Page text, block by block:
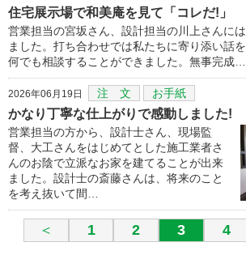
住宅展示場で和美庵を見て「コレだ!」
営業担当の宮坂さん、設計担当の川上さんに
ました。打ち合わせでは私たちに寄り添い話
何でも相談することができました。無事完成…
2026年06月19日 注 文 お手紙
かなり丁寧な仕上がりで感動しました!
営業担当の方から、設計士さん、現場監
督、大工さんをはじめてとした施工業者さ
んのお陰で立派なお家を建てることが出来
ました。設計士の斎藤さんは、将来のこと
を考え抜いて間…
＜ 1 2 3 4